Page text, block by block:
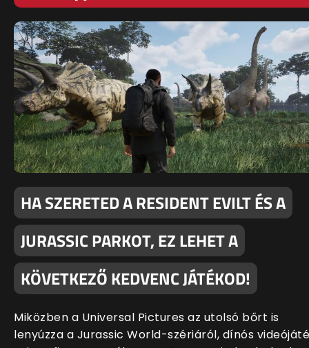
HA SZERETED A RESIDENT EVILT ÉS A
JURASSIC PARKOT, EZ LEHET A
KÖVETKEZŐ KEDVENC JÁTÉKOD!
Miközben a Universal Pictures az utolsó bőrt is
lenyúzza a Jurassic World-szériáról, dínós